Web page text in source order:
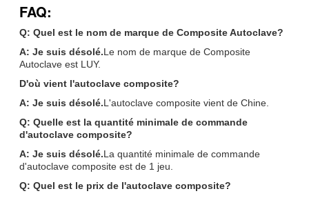
FAQ:
Q: Quel est le nom de marque de Composite Autoclave?
A: Je suis désolé.Le nom de marque de Composite
Autoclave est LUY.
D'où vient l'autoclave composite?
A: Je suis désolé.L'autoclave composite vient de Chine.
Q: Quelle est la quantité minimale de commande
d'autoclave composite?
A: Je suis désolé.La quantité minimale de commande
d'autoclave composite est de 1 jeu.
Q: Quel est le prix de l'autoclave composite?